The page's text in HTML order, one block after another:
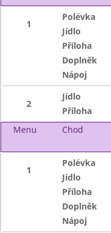
1
Polévka
Jídlo
Příloha
Doplněk
Nápoj
2
Jídlo
Příloha
Menu
Chod
1
Polévka
Jídlo
Příloha
Doplněk
Nápoj